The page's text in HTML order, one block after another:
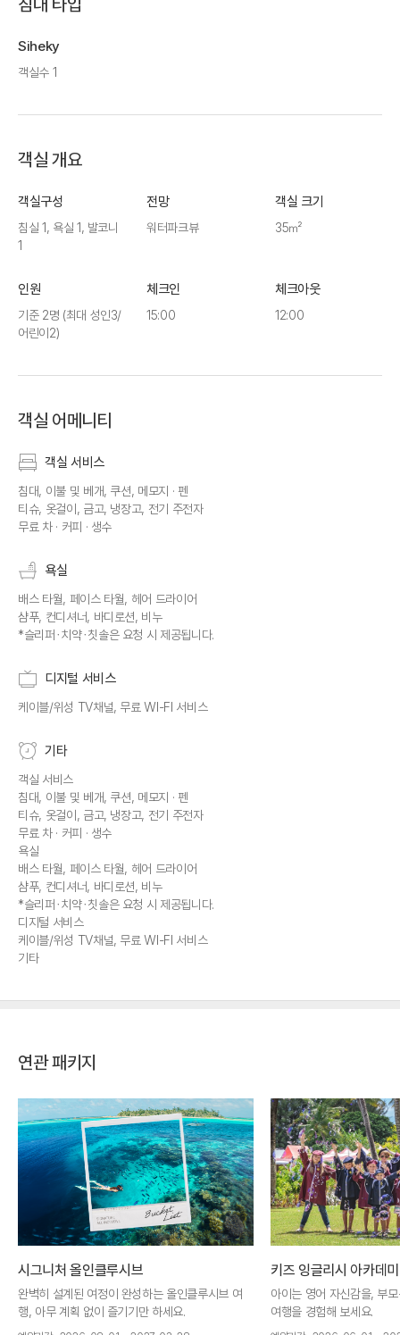
침대 타입
Siheky
객실수 1
객실 개요
객실구성
침실 1, 욕실 1, 발코니
1
전망
워터파크뷰
객실 크기
35㎡
인원
기준 2명 (최대 성인3/
어린이2)
체크인
15:00
체크아웃
12:00
객실 어메니티
객실 서비스
침대, 이불 및 베개, 쿠션, 메모지 · 펜
티슈, 옷걸이, 금고, 냉장고, 전기 주전자
무료 차 · 커피 · 생수
욕실
배스 타월, 페이스 타월, 헤어 드라이어
샴푸, 컨디셔너, 바디로션, 비누
*슬리퍼∙치약∙칫솔은 요청 시 제공됩니다.
디지털 서비스
케이블/위성 TV채널, 무료 WI-FI 서비스
기타
객실 서비스
침대, 이불 및 베개, 쿠션, 메모지 · 펜
티슈, 옷걸이, 금고, 냉장고, 전기 주전자
무료 차 · 커피 · 생수
욕실
배스 타월, 페이스 타월, 헤어 드라이어
샴푸, 컨디셔너, 바디로션, 비누
*슬리퍼∙치약∙칫솔은 요청 시 제공됩니다.
디지털 서비스
케이블/위성 TV채널, 무료 WI-FI 서비스
기타
연관 패키지
시그니처 올인클루시브
완벽히 설계된 여정이 완성하는 올인클루시브 여
행, 아무 계획 없이 즐기기만 하세요.
키즈 잉글리시 아카데미
아이는 영어 자신감을, 부
여행을 경험해 보세요.